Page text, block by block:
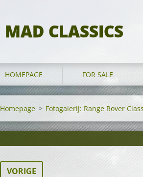
MAD CLASSICS
HOMEPAGE FOR SALE
Homepage > Fotogalerij: Range Rover
VORIGE